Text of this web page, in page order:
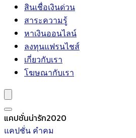
สินเชื่อเงินด่วน
สาระความรู้
หาเงินออนไลน์
ลงทุนแฟรนไชส์
เกี่ยวกับเรา
โฆษณากับเรา
แคปชั่นน่ารัก2020
แคปชั่น คำคม